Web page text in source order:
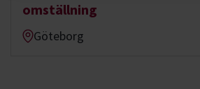
omställning
Göteborg